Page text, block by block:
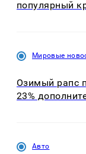
популярный
Мировые
Озимый рапс
23%
Авто